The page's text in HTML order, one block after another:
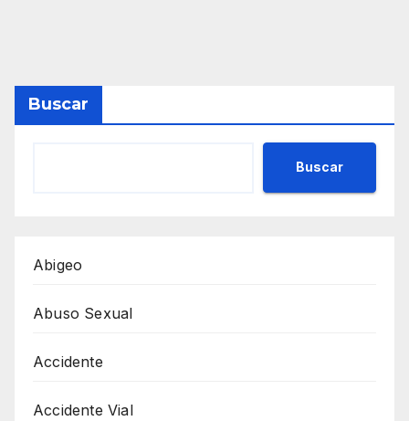
Buscar
Buscar
Abigeo
Abuso Sexual
Accidente
Accidente Vial